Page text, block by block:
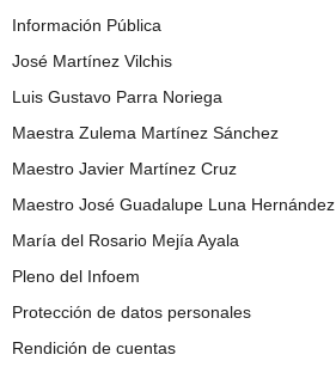
Información Pública
José Martínez Vilchis
Luis Gustavo Parra Noriega
Maestra Zulema Martínez Sánchez
Maestro Javier Martínez Cruz
Maestro José Guadalupe Luna Hernández
María del Rosario Mejía Ayala
Pleno del Infoem
Protección de datos personales
Rendición de cuentas